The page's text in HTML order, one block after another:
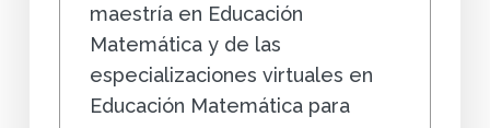
maestría en Educación
Matemática y de las
especializaciones virtuales en
Educación Matemática para